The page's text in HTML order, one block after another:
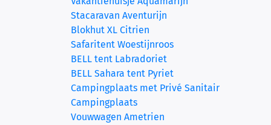
Stacaravan Aventurijn
Blokhut XL Citrien
Safaritent Woestijnroos
BELL tent Labradoriet
BELL Sahara tent Pyriet(current)
Campingplaats met Privé Sanitair
Campingplaats
Vouwwagen Ametrien